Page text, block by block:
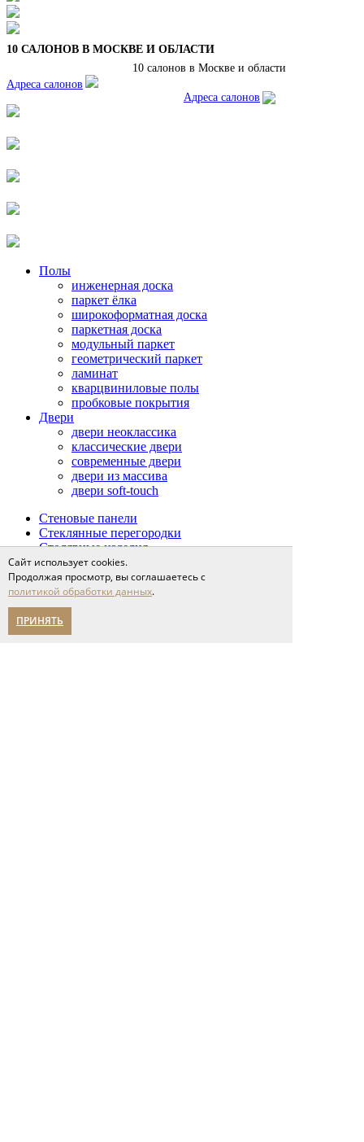
10 САЛОНОВ В МОСКВЕ И ОБЛАСТИ
10 салонов в Москве и области
Адреса салонов
Адреса салонов
Полы
инженерная доска
паркет ёлка
широкоформатная доска
паркетная доска
модульный паркет
геометрический паркет
ламинат
кварцвиниловые полы
пробковые покрытия
Двери
двери неоклассика
классические двери
современные двери
двери из массива
двери soft-touch
Стеновые панели
Стеклянные перегородки
Столярные изделия
Сопутствующие товары
Проекты
Сервис
Сайт использует cookies.
Продолжая просмотр, вы соглашаетесь с
политикой обработки данных.
ПРИНЯТЬ